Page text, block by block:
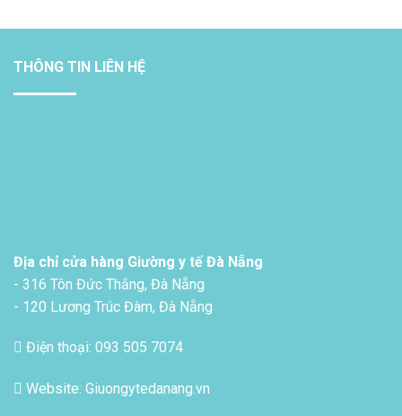
THÔNG TIN LIÊN HỆ
Địa chỉ cửa hàng Giường y tế Đà Nẵng
- 316 Tôn Đức Thắng, Đà Nẵng
- 120 Lương Trúc Đàm, Đà Nẵng
Điện thoại: 093 505 7074
Website: Giuongytedanang.vn